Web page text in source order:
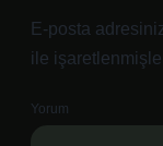
E-posta
ile
Yorum